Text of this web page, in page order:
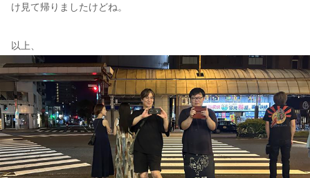
け見て帰りましたけどね。
以上、